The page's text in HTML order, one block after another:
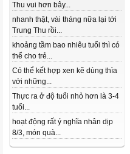
Thu vui hơn bây...
nhanh thật, vài tháng nữa lại tới
Trung Thu rồi...
khoảng tầm bao nhiêu tuổi thì có
thể cho trẻ...
Có thể kết hợp xen kẽ dùng thìa
với những...
Thực ra ở độ tuổi nhỏ hơn là 3-4
tuổi...
hoạt động rất ý nghĩa nhân dịp
8/3, món quà...